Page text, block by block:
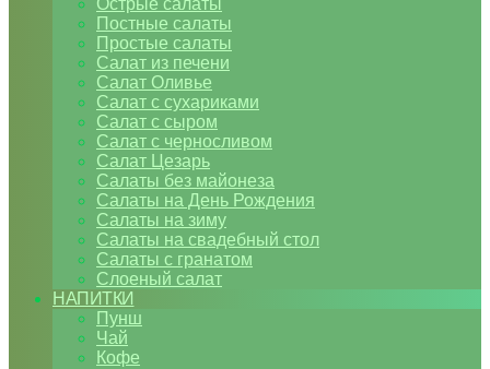
Острые салаты
Постные салаты
Простые салаты
Салат из печени
Салат Оливье
Салат с сухариками
Салат с сыром
Салат с черносливом
Салат Цезарь
Салаты без майонеза
Салаты на День Рождения
Салаты на зиму
Салаты на свадебный стол
Салаты с гранатом
Слоеный салат
НАПИТКИ
Пунш
Чай
Кофе